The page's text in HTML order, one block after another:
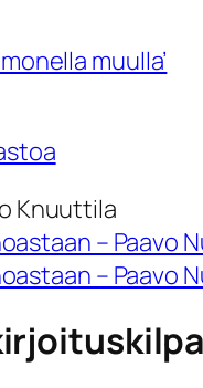
muulla’
Knuuttila
– Paavo
– Paavo